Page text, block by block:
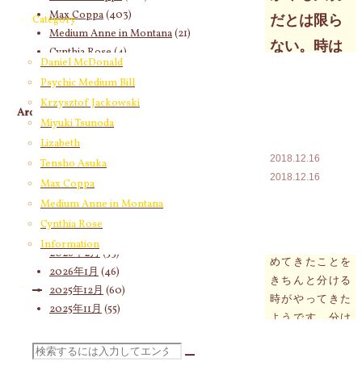
Category
Daniel McDonald
Psychic Medium Bill
Krzysztof Jackowski
Miyuki Tsunoda
Lizabeth
Tensho Asuka
Max Coppa
Medium Anne in Montana
Cynthia Rose
Information
検
だとは限ら
ない。時は
2018.12.16
2018.12.16
めてきたことを
きちんと分ける
時がやってきた
ようです。分け
Max Coppa(403)
Medium Anne in Montana(21)
Cynthia Rose (4)
Archives
2026年8月
2026年7月(58)
2026年6月
2026年5月
(67)
2026年4月
2026年2月 (53)
2026年1月 (46)
2025年12月 (60)
2025年11月 (55)
2025年9月(62)